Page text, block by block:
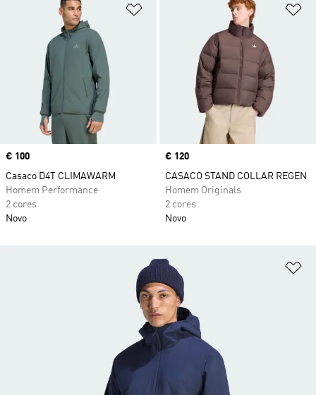
Adicionar à Lista de Desejos
Price
€ 100
Casaco D4T CLIMAWARM
Homem Performance
2 cores
Novo
Price
€ 120
CASACO STAND COLLAR REGEN
Homem Originals
2 cores
Novo